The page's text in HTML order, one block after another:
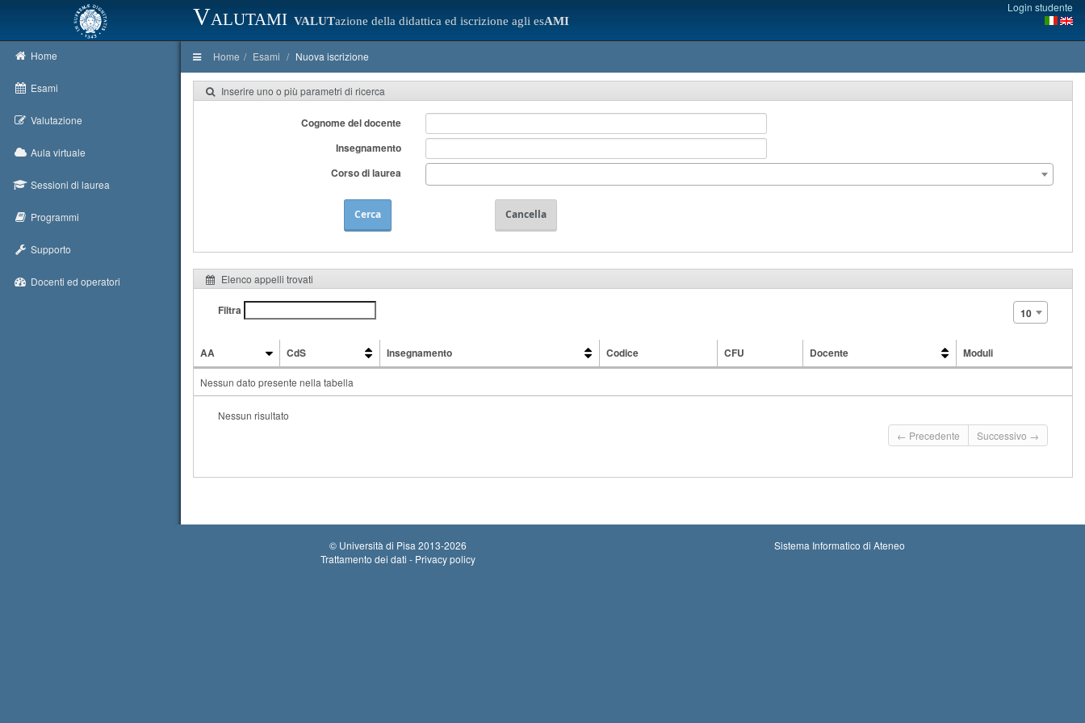
Valutami VALUTazione della didattica ed iscrizione agli esAMI
Login studente
Home
Esami
Valutazione
Aula virtuale
Sessioni di laurea
Programmi
Supporto
Docenti ed operatori
Home Esami Nuova iscrizione
Inserire uno o più parametri di ricerca
Cognome del docente
Insegnamento
Corso di laurea
Cerca Cancella
Elenco appelli trovati
Filtra 10
AA CdS Insegnamento Codice CFU Docente
Moduli
Nessun dato presente nella tabella
Nessun risultato
← Precedente
Successivo →
© Università di Pisa 2013-2026
Trattamento dei dati - Privacy policy
Sistema Informatico di Ateneo